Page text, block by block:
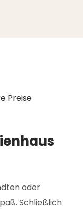
Preise
oder
Schließlich